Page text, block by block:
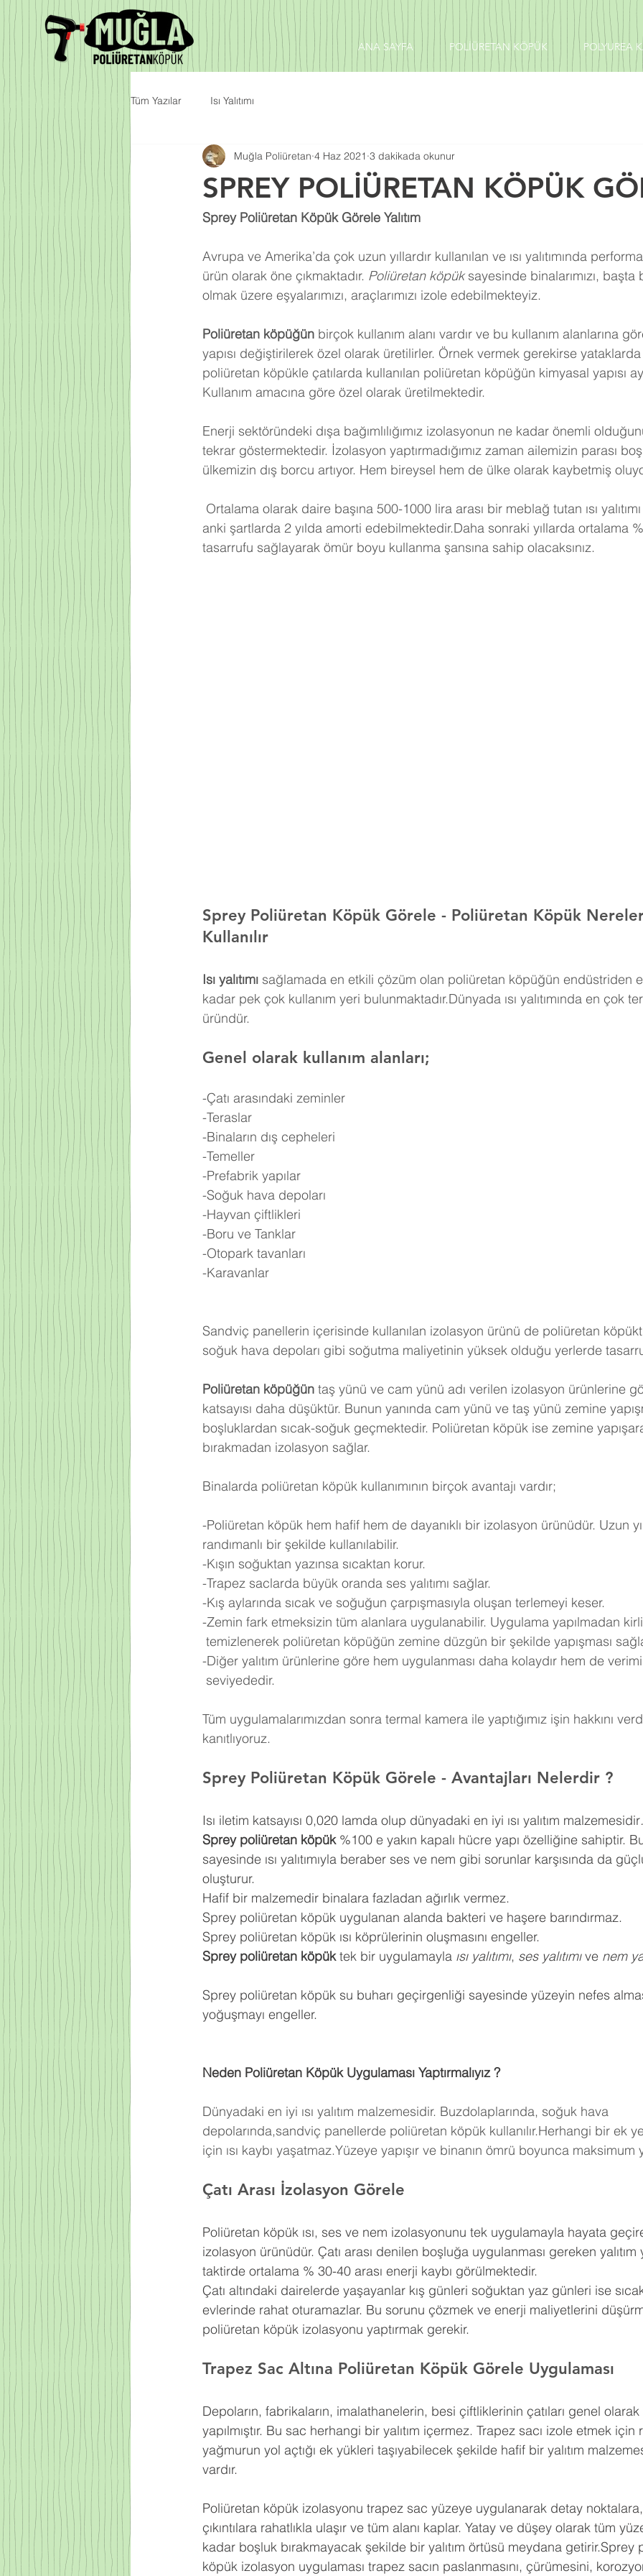
ANA SAYFA POLİÜRETAN KÖPÜK POLYUREA
Tüm Yazılar Isı Yalıtımı
SPREY POLİÜRETAN KÖPÜK
Muğla Poliüretan 4 Haz 2021 3 dakikada okunur
Sprey Poliüretan Köpük Görele Yalıtım
Avrupa ve Amerika’da çok uzun yıllardır kullanılan ve ısı yalıtımında
ürün olarak öne çıkmaktadır. Poliüretan köpük sayesinde binalarımızı, başta
olmak üzere eşyalarımızı, araçlarımızı izole edebilmekteyiz.
Poliüretan köpüğün birçok kullanım alanı vardır ve bu kullanım alanlarına
yapısı değiştirilerek özel olarak üretilirler. Örnek vermek gerekirse
poliüretan köpükle çatılarda kullanılan poliüretan köpüğün kimyasal yapısı
Kullanım amacına göre özel olarak üretilmektedir.
Enerji sektöründeki dışa bağımlılığımız izolasyonun ne kadar önemli
tekrar göstermektedir. İzolasyon yaptırmadığımız zaman ailemizin parası
ülkemizin dış borcu artıyor. Hem bireysel hem de ülke olarak kaybetmiş
Ortalama olarak daire başına 500-1000 lira arası bir meblağ tutan ısı
anki şartlarda 2 yılda amorti edebilmektedir.Daha sonraki yıllarda ortalama
tasarrufu sağlayarak ömür boyu kullanma şansına sahip olacaksınız.
Sprey Poliüretan Köpük Görele - Poliüretan Köpük
Kullanılır
Isı yalıtımı sağlamada en etkili çözüm olan poliüretan köpüğün endüstriden
kadar pek çok kullanım yeri bulunmaktadır.Dünyada ısı yalıtımında en çok
üründür.
Genel olarak kullanım alanları;
-Çatı arasındaki zeminler
-Teraslar
-Binaların dış cepheleri
-Temeller
-Prefabrik yapılar
-Soğuk hava depoları
-Hayvan çiftlikleri
-Boru ve Tanklar
-Otopark tavanları
-Karavanlar
Sandviç panellerin içerisinde kullanılan izolasyon ürünü de poliüretan
soğuk hava depoları gibi soğutma maliyetinin yüksek olduğu yerlerde
Poliüretan köpüğün taş yünü ve cam yünü adı verilen izolasyon ürünlerine
katsayısı daha düşüktür. Bunun yanında cam yünü ve taş yünü zemine
boşluklardan sıcak-soğuk geçmektedir. Poliüretan köpük ise zemine
bırakmadan izolasyon sağlar.
Binalarda poliüretan köpük kullanımının birçok avantajı vardır;
-Poliüretan köpük hem hafif hem de dayanıklı bir izolasyon ürünüdür. Uzun
randımanlı bir şekilde kullanılabilir.
-Kışın soğuktan yazınsa sıcaktan korur.
-Trapez saclarda büyük oranda ses yalıtımı sağlar.
-Kış aylarında sıcak ve soğuğun çarpışmasıyla oluşan terlemeyi keser.
-Zemin fark etmeksizin tüm alanlara uygulanabilir. Uygulama yapılmadan
temizlenerek poliüretan köpüğün zemine düzgün bir şekilde yapışması
-Diğer yalıtım ürünlerine göre hem uygulanması daha kolaydır hem de
seviyededir.
Tüm uygulamalarımızdan sonra termal kamera ile yaptığımız işin hakkını
kanıtlıyoruz.
Sprey Poliüretan Köpük Görele - Avantajları Nelerdir ?
Isı iletim katsayısı 0,020 lamda olup dünyadaki en iyi ısı yalıtım malzemesidir.
Sprey poliüretan köpük %100 e yakın kapalı hücre yapı özelliğine sahiptir.
sayesinde ısı yalıtımıyla beraber ses ve nem gibi sorunlar karşısında da
oluşturur.
Hafif bir malzemedir binalara fazladan ağırlık vermez.
Sprey poliüretan köpük uygulanan alanda bakteri ve haşere barındırmaz.
Sprey poliüretan köpük ısı köprülerinin oluşmasını engeller.
Sprey poliüretan köpük tek bir uygulamayla ısı yalıtımı, ses yalıtımı ve nem
Sprey poliüretan köpük su buharı geçirgenliği sayesinde yüzeyin nefes
yoğuşmayı engeller.
Neden Poliüretan Köpük Uygulaması Yaptırmalıyız ?
Dünyadaki en iyi ısı yalıtım malzemesidir. Buzdolaplarında, soğuk hava
depolarında,sandviç panellerde poliüretan köpük kullanılır.Herhangi bir ek
için ısı kaybı yaşatmaz.Yüzeye yapışır ve binanın ömrü boyunca maksimum
Çatı Arası İzolasyon Görele
Poliüretan köpük ısı, ses ve nem izolasyonunu tek uygulamayla hayata
izolasyon ürünüdür. Çatı arası denilen boşluğa uygulanması gereken yalıtım
taktirde ortalama % 30-40 arası enerji kaybı görülmektedir.
Çatı altındaki dairelerde yaşayanlar kış günleri soğuktan yaz günleri ise
evlerinde rahat oturamazlar. Bu sorunu çözmek ve enerji maliyetlerini
poliüretan köpük izolasyonu yaptırmak gerekir.
Trapez Sac Altına Poliüretan Köpük Görele Uygulaması
Depoların, fabrikaların, imalathanelerin, besi çiftliklerinin çatıları genel
yapılmıştır. Bu sac herhangi bir yalıtım içermez. Trapez sacı izole etmek
yağmurun yol açtığı ek yükleri taşıyabilecek şekilde hafif bir yalıtım
vardır.
Poliüretan köpük izolasyonu trapez sac yüzeye uygulanarak detay
çıkıntılara rahatlıkla ulaşır ve tüm alanı kaplar. Yatay ve düşey olarak tüm
kadar boşluk bırakmayacak şekilde bir yalıtım örtüsü meydana
köpük izolasyon uygulaması trapez sacın paslanmasını, çürümesini,